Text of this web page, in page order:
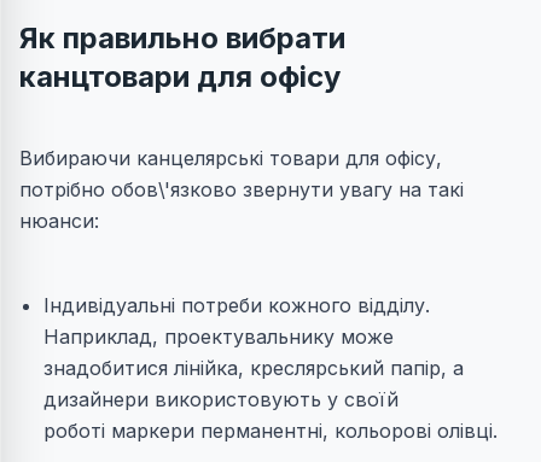
Як правильно вибрати
канцтовари для офісу
Вибираючи канцелярські товари для офісу,
потрібно обов\'язково звернути увагу на такі
нюанси:
Індивідуальні потреби кожного відділу.
Наприклад, проектувальнику може
знадобитися лінійка, креслярський папір, а
дизайнери використовують у своїй
роботі маркери перманентні, кольорові олівці.